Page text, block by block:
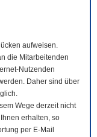
aufweisen.
die Mitarbeitenden
Nutzenden
Daher sind über
Wege derzeit nicht
erhalten, so
per E-Mail